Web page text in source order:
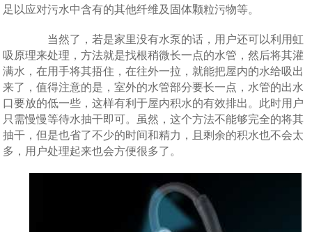
足以应对污水中含有的其他纤维及固体颗粒污物等。
当然了，若是家里没有水泵的话，用户还可以利用虹
吸原理来处理，方法就是找根稍微长一点的水管，然后将其灌
满水，在用手将其捂住，在往外一拉，就能把屋内的水给吸出
来了，值得注意的是，室外的水管部分要长一点，水管的出水
口要放的低一些，这样有利于屋内积水的有效排出。此时用户
只需慢慢等待水抽干即可。虽然，这个方法不能够完全的将其
抽干，但是也省了不少的时间和精力，且剩余的积水也不会太
多，用户处理起来也会方便很多了。